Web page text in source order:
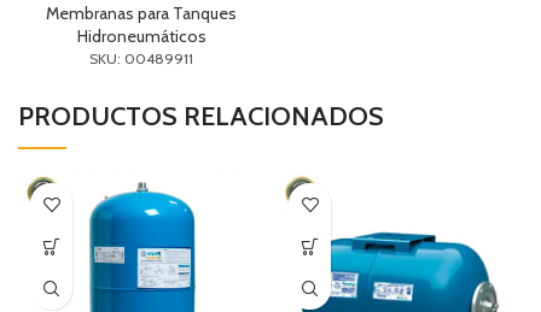
Membranas para Tanques
Hidroneumáticos
SKU: 00489911
PRODUCTOS RELACIONADOS